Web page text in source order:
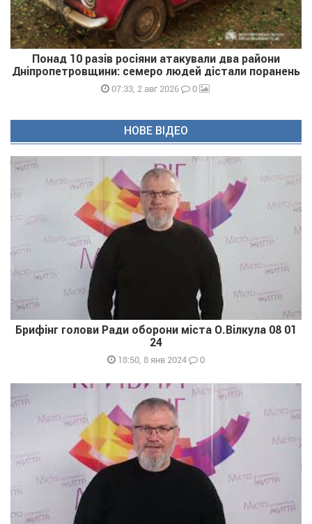
Понад 10 разів росіяни атакували два райони
Дніпропетровщини: семеро людей дістали поранень
07:33, 2 авг 2026 0
НОВЕ ВІДЕО
Брифінг голови Ради оборони міста О.Вілкула 08 01
24
18:50, 8 янв 2024 0